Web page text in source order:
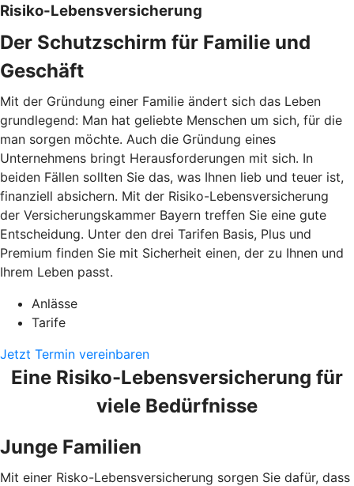
Risiko-Lebensversicherung
Der Schutzschirm für Familie und
Geschäft
Mit der Gründung einer Familie ändert sich das Leben
grundlegend: Man hat geliebte Menschen um sich, für die
man sorgen möchte. Auch die Gründung eines
Unternehmens bringt Herausforderungen mit sich. In
beiden Fällen sollten Sie das, was Ihnen lieb und teuer ist,
finanziell absichern. Mit der Risiko-Lebensversicherung
der Versicherungskammer Bayern treffen Sie eine gute
Entscheidung. Unter den drei Tarifen Basis, Plus und
Premium finden Sie mit Sicherheit einen, der zu Ihnen und
Ihrem Leben passt.
Anlässe
Tarife
Jetzt Termin vereinbaren
Eine Risiko-Lebensversicherung für
viele Bedürfnisse
Junge Familien
Mit einer Risko-Lebensversicherung sorgen Sie dafür, dass